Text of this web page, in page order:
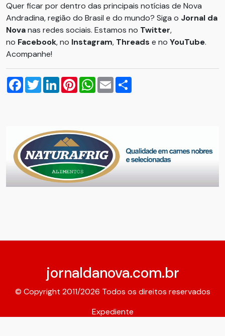
Quer ficar por dentro das principais notícias de Nova
Andradina, região do Brasil e do mundo? Siga o Jornal da
Novanas redes sociais. Estamos no Twitter,
no Facebook, no Instagram, Threads e no YouTube.
Acompanhe!
Facebook
TwitterLinkedInPinterestWhatsApp
Email
jornaldanova.com.br
© Copyright 2011/2026 Todos os direitos reservados
Expediente